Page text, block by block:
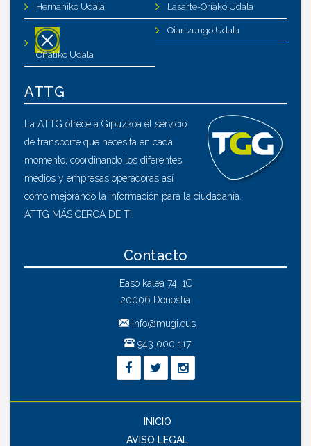
Hernaniko Udala Lasarte-Oriako Udala
Oñatiko Udala
Oiartzungo Udala
ATTG
La ATTG ofrece a Gipuzkoa el servicio
de transporte que necesita en cada
momento, coordinando los diferentes
medios y empresas operadoras así
como mejorando la información para la ciudadanía.
ATTG MÁS CERCA DE TI.
Contacto
Easo kalea 74, 1C
20006 Donostia
info@mugi.eus
943 000 117
INICIO
AVISO LEGAL